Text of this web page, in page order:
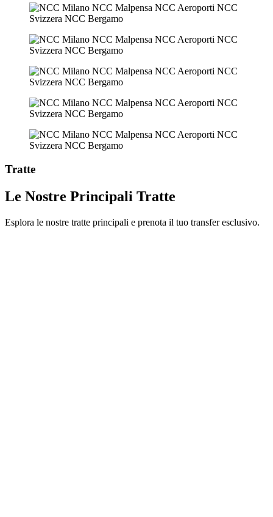
Tratte
Le Nostre Principali Tratte
Esplora le nostre tratte principali e prenota il tuo transfer esclusivo.